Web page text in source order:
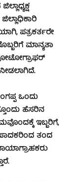
ಪತ್ರಕರ್ತರೇ
ಮಾನ್ಯತಾ
ಒಂದು
ಹೆಸರಿನ
ಇಬ್ಬರಿಗೆ,
ತಂದ